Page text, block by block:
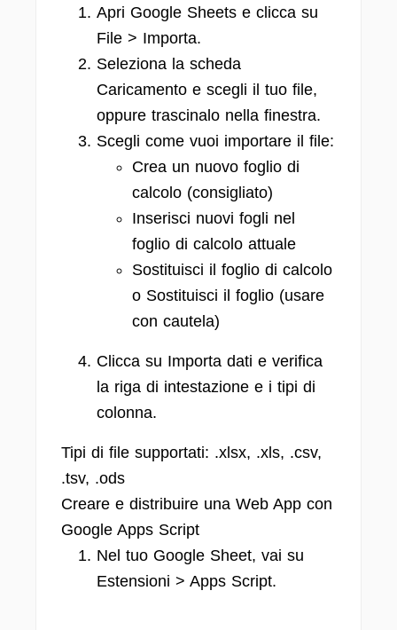
Apri Google Sheets e clicca su
File > Importa.
Seleziona la scheda
Caricamento e scegli il tuo file,
oppure trascinalo nella finestra.
Scegli come vuoi importare il file:
Crea un nuovo foglio di
calcolo (consigliato)
Inserisci nuovi fogli nel
foglio di calcolo attuale
Sostituisci il foglio di calcolo
o Sostituisci il foglio (usare
con cautela)
Clicca su Importa dati e verifica
la riga di intestazione e i tipi di
colonna.
Tipi di file supportati: .xlsx, .xls, .csv,
.tsv, .ods
Creare e distribuire una Web App con
Google Apps Script
Nel tuo Google Sheet, vai su
Estensioni > Apps Script.